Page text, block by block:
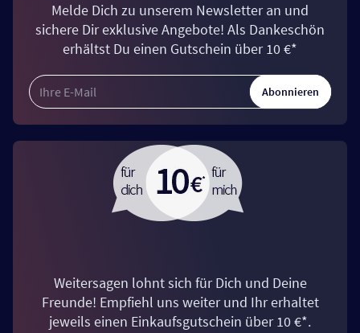
Melde Dich zu unserem Newsletter an und
sichere Dir exklusive Angebote! Als Dankeschön
erhältst Du einen Gutschein über 10 €*
Abonnieren
Weitersagen lohnt sich für Dich und Deine
Freunde! Empfiehl uns weiter und Ihr erhaltet
jeweils einen Einkaufsgutschein über 10 €*.